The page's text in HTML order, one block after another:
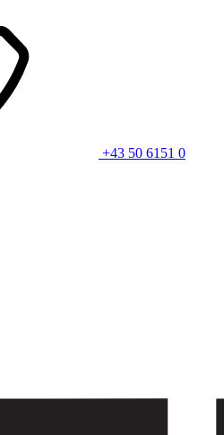
+43 50 6151 0